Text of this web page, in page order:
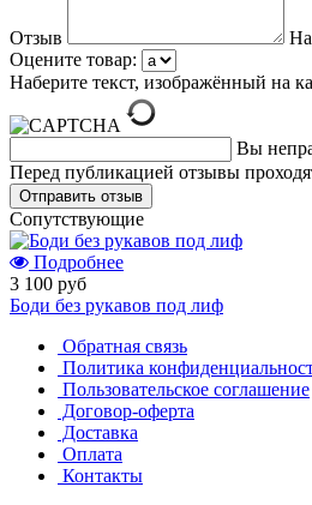
Отзыв
Оцените товар:
Наберите текст, изображённый на
Вы
Перед публикацией отзывы
Cопутствующие
Подробнее
3 100 руб
Боди без рукавов под лиф
Обратная связь
Политика
Пользовательское соглашение
Договор-оферта
Доставка
Оплата
Контакты